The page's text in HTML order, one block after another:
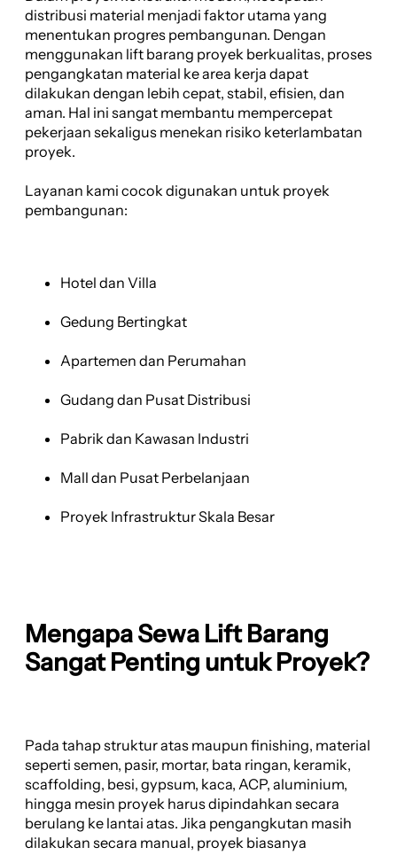
distribusi material menjadi faktor utama yang
menentukan progres pembangunan. Dengan
menggunakan lift barang proyek berkualitas, proses
pengangkatan material ke area kerja dapat
dilakukan dengan lebih cepat, stabil, efisien, dan
aman. Hal ini sangat membantu mempercepat
pekerjaan sekaligus menekan risiko keterlambatan
proyek.
Layanan kami cocok digunakan untuk proyek
pembangunan:
Hotel dan Villa
Gedung Bertingkat
Apartemen dan Perumahan
Gudang dan Pusat Distribusi
Pabrik dan Kawasan Industri
Mall dan Pusat Perbelanjaan
Proyek Infrastruktur Skala Besar
Mengapa Sewa Lift Barang
Sangat Penting untuk Proyek?
Pada tahap struktur atas maupun finishing, material
seperti semen, pasir, mortar, bata ringan, keramik,
scaffolding, besi, gypsum, kaca, ACP, aluminium,
hingga mesin proyek harus dipindahkan secara
berulang ke lantai atas. Jika pengangkutan masih
dilakukan secara manual, proyek biasanya